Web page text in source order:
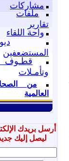
مشاركات
ملفات
تقارير
واحة اللقاء
المستضعفين
وتأمـلات
من
العالمية
أرسل بريدك
ليصل إليك